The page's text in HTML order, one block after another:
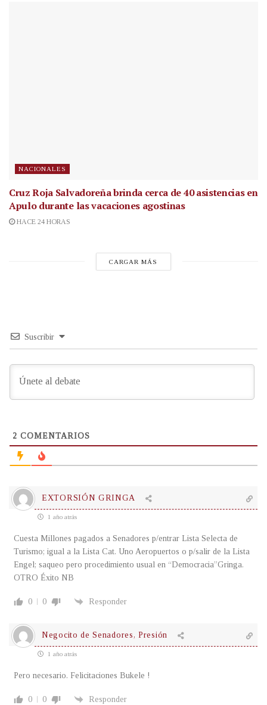
NACIONALES
Cruz Roja Salvadoreña brinda cerca de 40 asistencias en
Apulo durante las vacaciones agostinas
HACE 24 HORAS
CARGAR MÁS
Suscribir
2 COMENTARIOS
EXTORSIÓN GRINGA
1 año atrás
Cuesta Millones pagados a Senadores p/entrar Lista Selecta de
Turismo; igual a la Lista Cat. Uno Aeropuertos o p/salir de la Lista
Engel; saqueo pero procedimiento usual en “Democracia”Gringa.
OTRO Éxito NB
0 0 Responder
Negocito de Senadores, Presión
1 año atrás
Pero necesario. Felicitaciones Bukele !
0 0 Responder